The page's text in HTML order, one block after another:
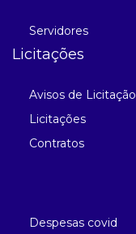
Servidores
Licitações
Avisos de Licitação
Licitações
Contratos
Despesas covid